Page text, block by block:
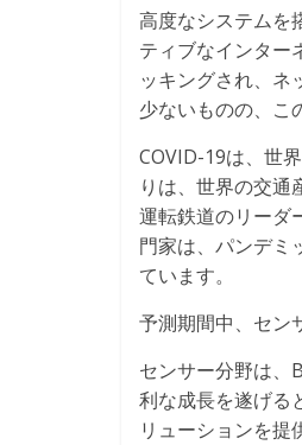
高度なシステムを
ティブなインター
ッキングされ、ネ
少ないものの、こ
COVID-19は、世
りは、世界の交通
運転鉄道のリーダ
門家は、パンデミ
ています。
予測期間中、セン
センサー分野は、
利な成長を遂げる
リューションを提